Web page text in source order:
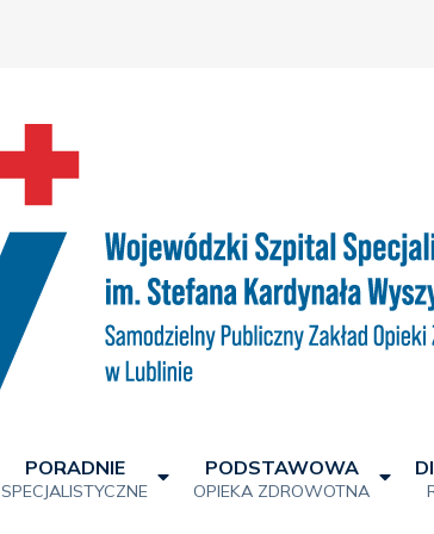
PORADNIE
SPECJALISTYCZNE
PODSTAWOWA
OPIEKA ZDROWOTNA